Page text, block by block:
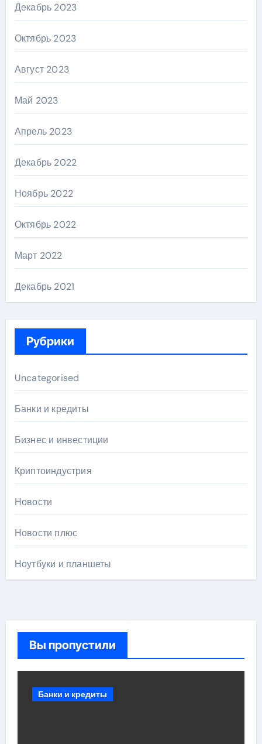
Декабрь 2023
Октябрь 2023
Август 2023
Май 2023
Апрель 2023
Декабрь 2022
Ноябрь 2022
Октябрь 2022
Март 2022
Декабрь 2021
Рубрики
Uncategorised
Банки и кредиты
Бизнес и инвестиции
Криптоиндустрия
Новости
Новости плюс
Ноутбуки и планшеты
Вы пропустили
Банки и кредиты